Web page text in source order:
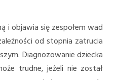
i objawia się zespołem wad
od stopnia zatrucia
Diagnozowanie dziecka
trudne, jeżeli nie został